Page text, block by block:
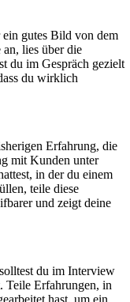
gutes Bild von dem
lies über die
du im Gespräch gezielt
du wirklich
Erfahrung, die
mit Kunden unter
in der du einem
teile diese
und zeigt deine
du im Interview
Teile Erfahrungen, in
hast, um ein